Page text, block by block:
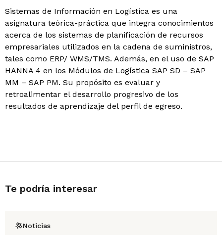
Sistemas de Información en Logística es una
asignatura teórica-práctica que integra conocimientos
acerca de los sistemas de planificación de recursos
empresariales utilizados en la cadena de suministros,
tales como ERP/ WMS/TMS. Además, en el uso de SAP
HANNA 4 en los Módulos de Logística SAP SD – SAP
MM – SAP PM. Su propósito es evaluar y
retroalimentar el desarrollo progresivo de los
resultados de aprendizaje del perfil de egreso.
Te podría interesar
Noticias